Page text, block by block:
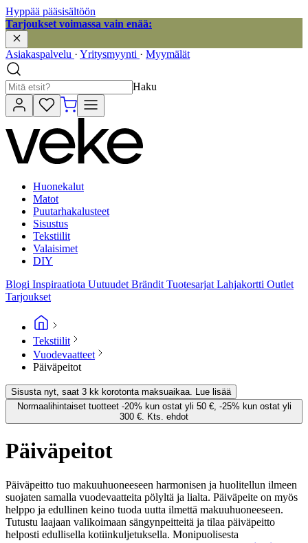
Hyppää pääsisältöön
Tarjoukset voimassa vain enää:
Asiakaspalvelu · Yritysmyynti · Myymälät
Haku
Huonekalut
Matot
Puutarhakalusteet
Sisustus
Tekstiilit
Valaisimet
DIY
Blogi Inspiraatiota Uutuudet Brändit Tuotesarjat Lahjakortti Outlet
Tarjoukset
Tekstiilit
Vuodevaatteet
Päiväpeitot
Sisusta nyt, saat 3 kk korotonta maksuaikaa. Lue lisää
Normaalihintaiset tuotteet -20% kun ostat yli 50 €, -25% kun ostat yli
300 €. Kts. ehdot
Päiväpeitot
Päiväpeitto tuo makuuhuoneeseen harmonisen ja huolitellun ilmeen
suojaten samalla vuodevaatteita pölyltä ja lialta. Päiväpeite on myös
helppo ja edullinen keino tuoda uutta ilmettä makuuhuoneeseen.
Tutustu laajaan valikoimaan sängynpeitteitä ja tilaa päiväpeitto
helposti edullisella kotiinkuljetuksella. Monipuolisesta